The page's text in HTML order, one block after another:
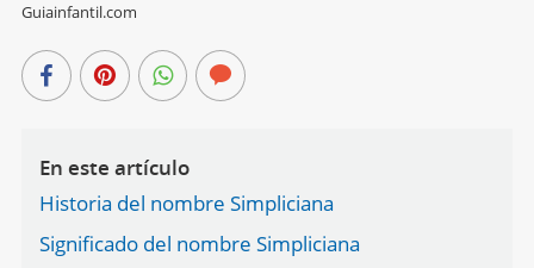
Guiainfantil.com
En este artículo
Historia del nombre Simpliciana
Significado del nombre Simpliciana